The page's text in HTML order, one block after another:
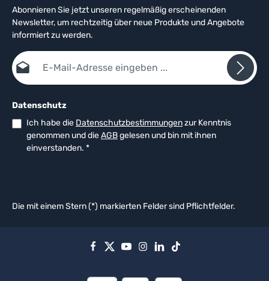
Abonnieren Sie jetzt unseren regelmäßig erscheinenden
Newsletter, um rechtzeitig über neue Produkte und Angebote
informiert zu werden.
E-Mail-Adresse*
Datenschutz
Ich habe die Datenschutzbestimmungenzur Kenntnis
genommen und dieAGBgelesen und bin mit ihnen
einverstanden. *
Die mit einem Stern (*) markierten Felder sind Pflichtfelder.